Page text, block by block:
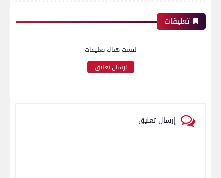
تعليقات
ليست هناك تعليقات
إرسال تعليق
إرسال تعليق